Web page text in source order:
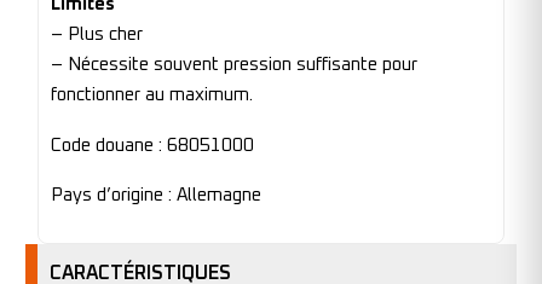
Limites
– Plus cher
– Nécessite souvent pression suffisante pour
fonctionner au maximum.
Code douane : 68051000
Pays d’origine : Allemagne
CARACTÉRISTIQUES